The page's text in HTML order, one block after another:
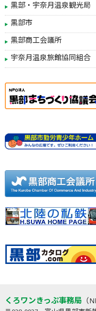
黒部・宇奈月温泉観光局
黒部市
黒部商工会議所
宇奈月温泉旅館協同組合
くろワンきっぷ事務局 （